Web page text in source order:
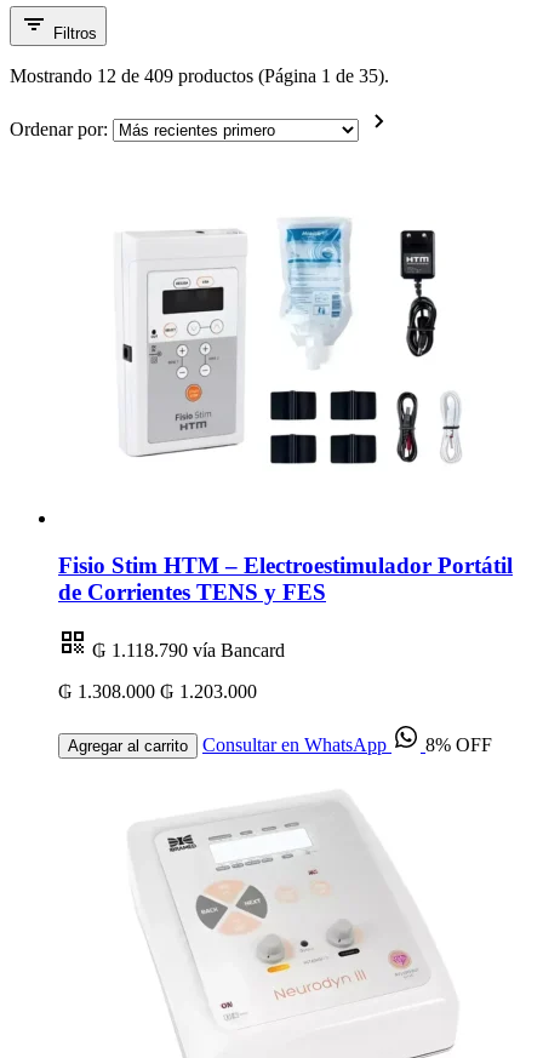
Filtros
Mostrando 12 de 409 productos (Página 1 de 35).
Ordenar por:
Fisio Stim HTM – Electroestimulador Portátil
de Corrientes TENS y FES
₲ 1.118.790 vía Bancard
₲ 1.308.000 ₲ 1.203.000
Agregar al carrito Consultar en WhatsApp 8% OFF